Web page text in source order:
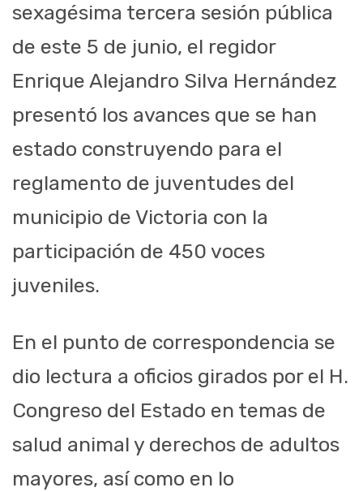
sexagésima tercera sesión pública
de este 5 de junio, el regidor
Enrique Alejandro Silva Hernández
presentó los avances que se han
estado construyendo para el
reglamento de juventudes del
municipio de Victoria con la
participación de 450 voces
juveniles.
En el punto de correspondencia se
dio lectura a oficios girados por el H.
Congreso del Estado en temas de
salud animal y derechos de adultos
mayores, así como en lo